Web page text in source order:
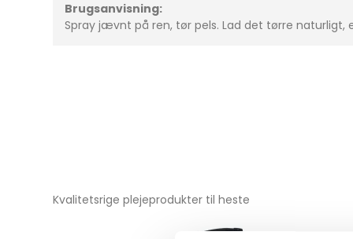
Brugsanvisning:
Spray jævnt på ren, tør pels. Lad det tørre
Kvalitetsrige plejeprodukter til heste